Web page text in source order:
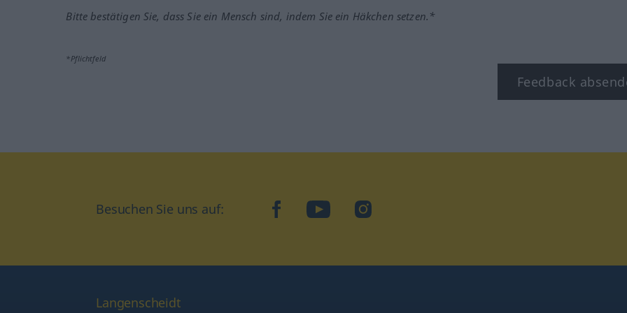
Bitte bestätigen Sie, dass Sie ein Mensch sind, indem Sie ein Häkchen setzen.*
*Pflichtfeld
Feedback
Besuchen Sie uns auf: facebookYouTubeInstagram
Langenscheidt